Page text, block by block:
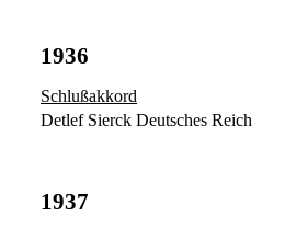
1936
Schlußakkord
Detlef Sierck Deutsches Reich
1937